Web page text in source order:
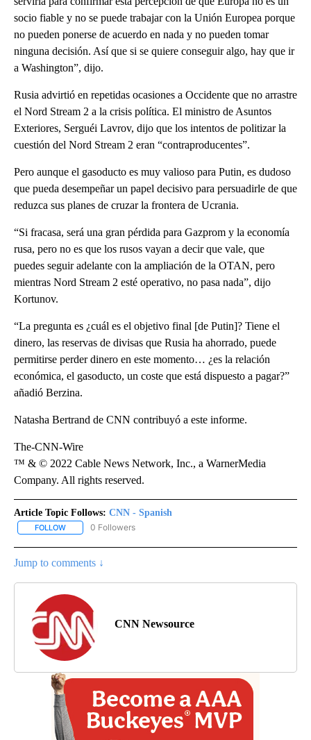
socio fiable y no se puede trabajar con la Unión Europea porque
no pueden ponerse de acuerdo en nada y no pueden tomar
ninguna decisión. Así que si se quiere conseguir algo, hay que ir
a Washington”, dijo.
Rusia advirtió en repetidas ocasiones a Occidente que no arrastre
el Nord Stream 2 a la crisis política. El ministro de Asuntos
Exteriores, Serguéi Lavrov, dijo que los intentos de politizar la
cuestión del Nord Stream 2 eran “contraproducentes”.
Pero aunque el gasoducto es muy valioso para Putin, es dudoso
que pueda desempeñar un papel decisivo para persuadirle de que
reduzca sus planes de cruzar la frontera de Ucrania.
“Si fracasa, será una gran pérdida para Gazprom y la economía
rusa, pero no es que los rusos vayan a decir que vale, que
puedes seguir adelante con la ampliación de la OTAN, pero
mientras Nord Stream 2 esté operativo, no pasa nada”, dijo
Kortunov.
“La pregunta es ¿cuál es el objetivo final [de Putin]? Tiene el
dinero, las reservas de divisas que Rusia ha ahorrado, puede
permitirse perder dinero en este momento… ¿es la relación
económica, el gasoducto, un coste que está dispuesto a pagar?”
añadió Berzina.
Natasha Bertrand de CNN contribuyó a este informe.
The-CNN-Wire
™ & © 2022 Cable News Network, Inc., a WarnerMedia
Company. All rights reserved.
Article Topic Follows: CNN - Spanish
FOLLOW FOLLOW "CNN - SPANISH" TO RECEIVE NOTIFICATIONS ABOUT
0 Followers
Jump to comments ↓
CNN Newsource